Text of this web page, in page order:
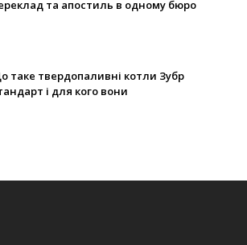
та апостиль в одному бюро
таке твердопаливні котли Зубр
і для кого вони